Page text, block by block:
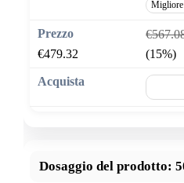
€479.32
(15%)
Dosaggio del prodotto: